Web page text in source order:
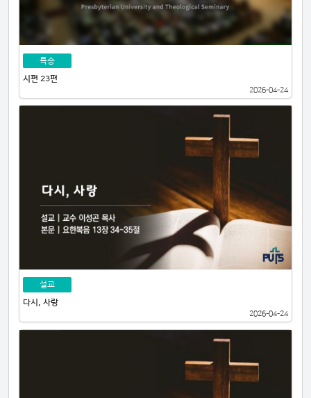
특송
시편 23편
2026-04-24
설교
다시, 사랑
2026-04-24